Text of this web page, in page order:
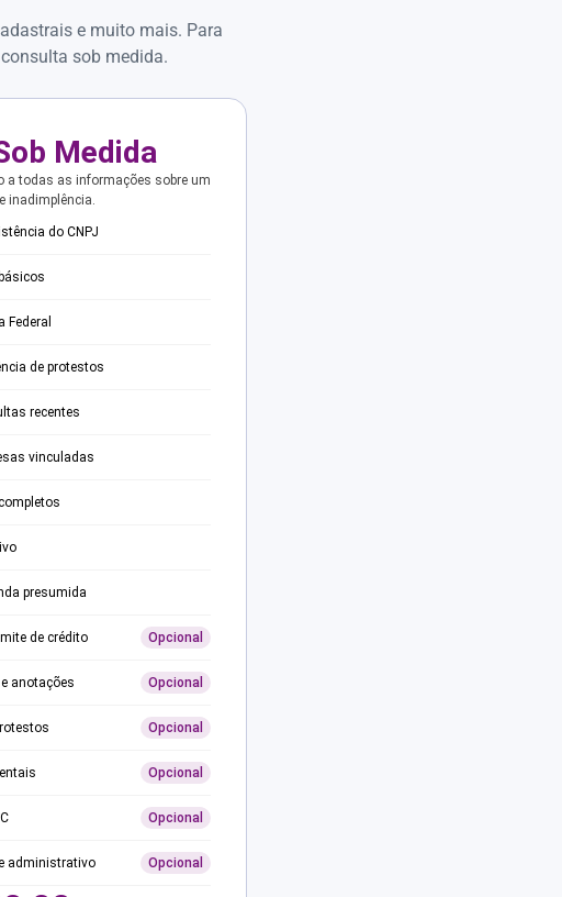
e muito mais. Para
sob medida.
Medida
a todas as informações sobre um
inadimplência.
do CNPJ
Federal
de protestos
recentes
vinculadas
presumida
de crédito Opcional
anotações Opcional
Opcional
Opcional
Opcional
administrativo Opcional